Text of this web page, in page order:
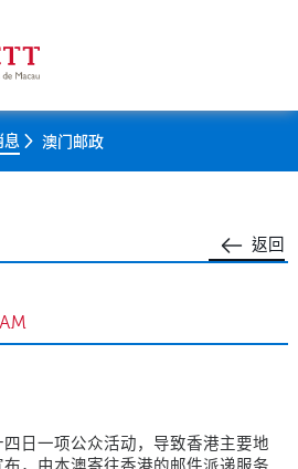
澳门邮政
返回
日一项公众活动，导致香港主要地
，由本澳寄往香港的邮件派递服务